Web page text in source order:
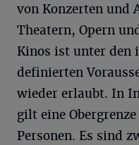
von Konzerten und
Theatern, Opern
Kinos ist unter den
definierten
wieder erlaubt. In
gilt eine
Personen. Es sind